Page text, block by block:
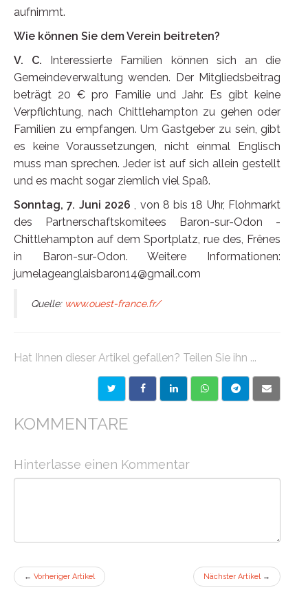
aufnimmt.
Wie können Sie dem Verein beitreten?
V. C. Interessierte Familien können sich an die
Gemeindeverwaltung wenden. Der Mitgliedsbeitrag
beträgt 20 € pro Familie und Jahr. Es gibt keine
Verpflichtung, nach Chittlehampton zu gehen oder
Familien zu empfangen. Um Gastgeber zu sein, gibt
es keine Voraussetzungen, nicht einmal Englisch
muss man sprechen. Jeder ist auf sich allein gestellt
und es macht sogar ziemlich viel Spaß.
Sonntag, 7. Juni 2026, von 8 bis 18 Uhr, Flohmarkt
des Partnerschaftskomitees Baron-sur-Odon -
Chittlehampton auf dem Sportplatz, rue des, Frênes
in Baron-sur-Odon. Weitere Informationen:
jumelageanglaisbaron14@gmail.com
Quelle: www.ouest-france.fr/
Hat Ihnen dieser Artikel gefallen? Teilen Sie ihn ...
KOMMENTARE
Hinterlasse einen Kommentar
← Vorheriger Artikel Nächster Artikel →